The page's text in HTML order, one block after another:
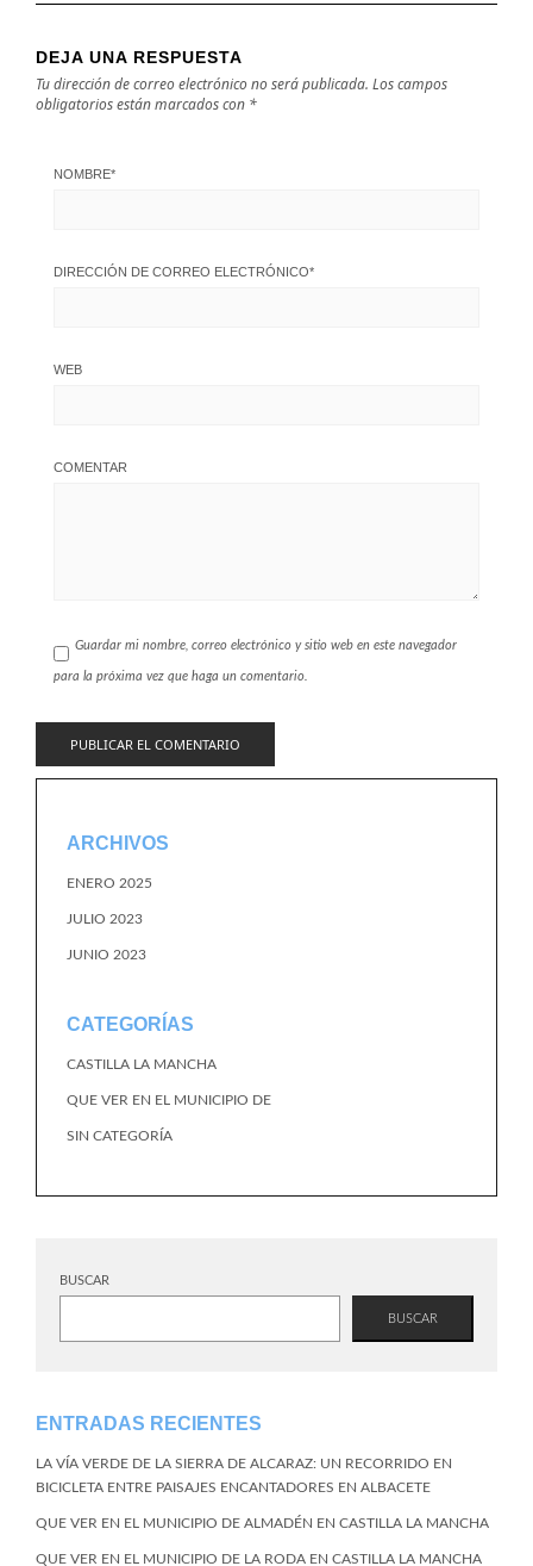
DEJA UNA RESPUESTA
Tu dirección de correo electrónico no será publicada. Los campos
obligatorios están marcados con *
NOMBRE*
DIRECCIÓN DE CORREO ELECTRÓNICO*
WEB
COMENTAR
Guardar mi nombre, correo electrónico y sitio web en este navegador
para la próxima vez que haga un comentario.
ARCHIVOS
ENERO 2025
JULIO 2023
JUNIO 2023
CATEGORÍAS
CASTILLA LA MANCHA
QUE VER EN EL MUNICIPIO DE
SIN CATEGORÍA
BUSCAR
BUSCAR
ENTRADAS RECIENTES
LA VÍA VERDE DE LA SIERRA DE ALCARAZ: UN RECORRIDO EN
BICICLETA ENTRE PAISAJES ENCANTADORES EN ALBACETE
QUE VER EN EL MUNICIPIO DE ALMADÉN EN CASTILLA LA MANCHA
QUE VER EN EL MUNICIPIO DE LA RODA EN CASTILLA LA MANCHA